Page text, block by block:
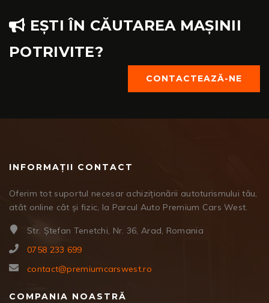
EȘTI ÎN CĂUTAREA MAȘINII
POTRIVITE?
CONTACTEAZĂ-NE
INFORMAȚII CONTACT
Oferim tot suportul necesar achiziționării autoturismului tău,
atât online cât și fizic, la Parcul Auto Premium Cars West.
Str. Ștefan Tenetchi, Nr. 36, Arad, Romania
0758 233 699
contact@premiumcarswest.ro
COMPANIA NOASTRĂ